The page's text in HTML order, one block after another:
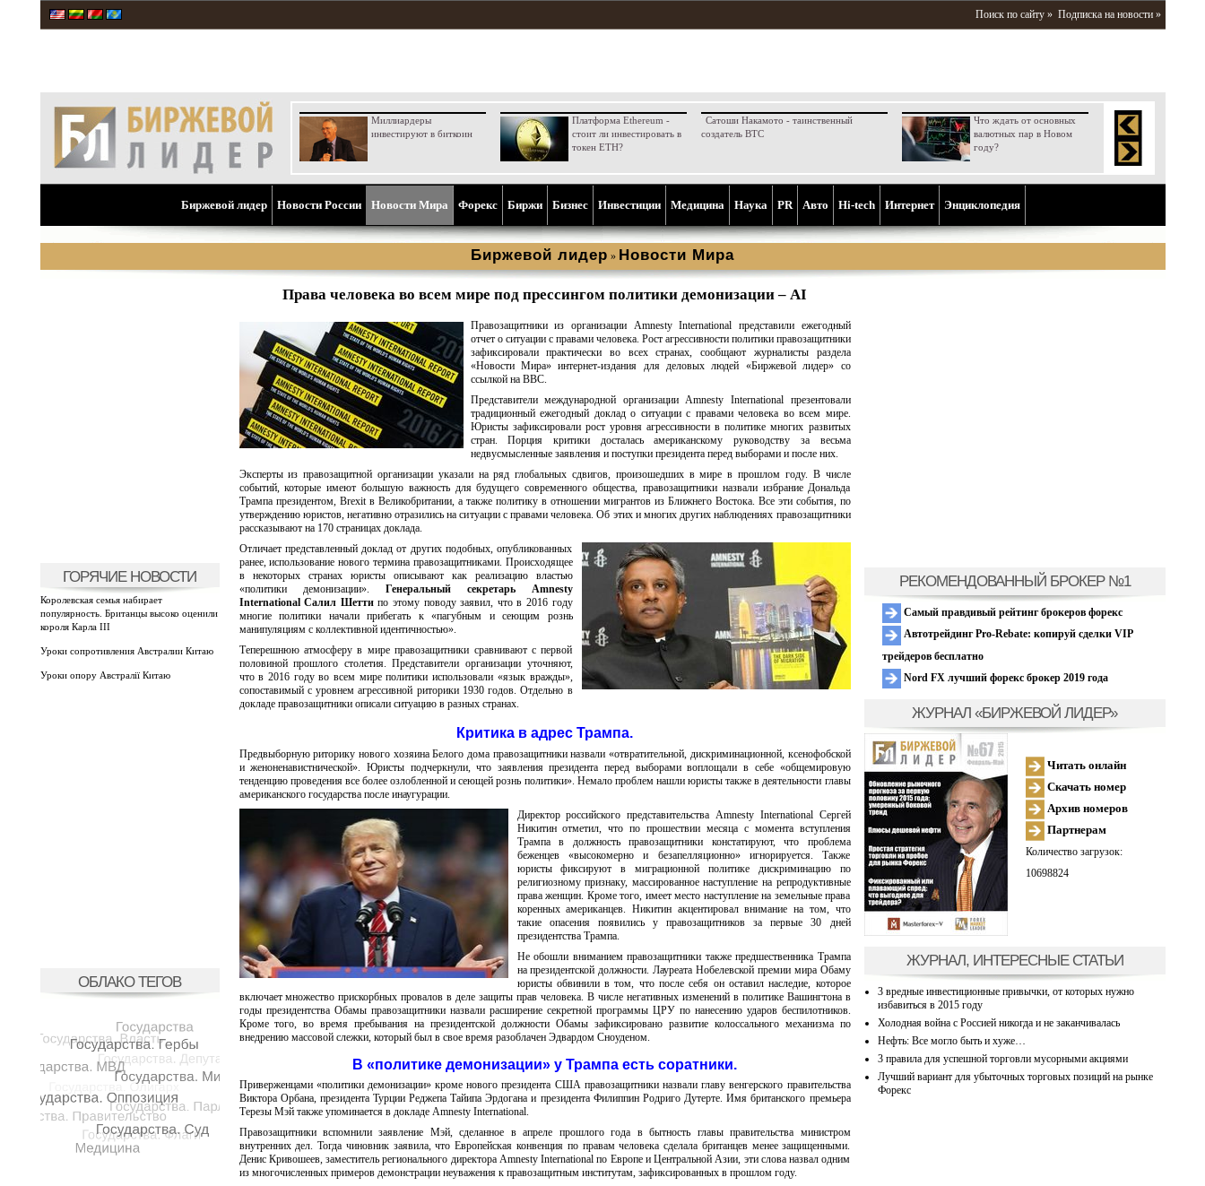
Поиск по сайту » Подписка на новости »
Миллиардеры
инвестируют в биткоин
Платформа Ethereum -
стоит ли инвестировать в
токен ETH?
Сатоши Накамото - таинственный
создатель BTC
Что ждать от основных
валютных пар в Новом
году?
Биржевой лидер Новости России Новости Мира Форекс Биржи Бизнес Инвестиции Медицина Наука PR Aвто Hi-tech Интернет Энциклопедия
Биржевой лидер » Новости Мира
ГОРЯЧИЕ НОВОСТИ
Королевская семья набирает
популярность. Британцы высоко оценили
короля Карла III
Уроки сопротивления Австралии Китаю
Уроки опору Австралії Китаю
ОБЛАКО ТЕГОВ
Права человека во всем мире под прессингом политики демонизации – AI
Правозащитники из организации Amnesty International представили ежегодный
отчет о ситуации с правами человека. Рост агрессивности политики правозащитники
зафиксировали практически во всех странах, сообщают журналисты раздела
«Новости Мира» интернет-издания для деловых людей «Биржевой лидер» со
ссылкой на ВВС.
Представители международной организации Amnesty International презентовали
традиционный ежегодный доклад о ситуации с правами человека во всем мире.
Юристы зафиксировали рост уровня агрессивности в политике многих развитых
стран. Порция критики досталась американскому руководству за весьма
недвусмысленные заявления и поступки президента перед выборами и после них.
Эксперты из правозащитной организации указали на ряд глобальных сдвигов, произошедших в мире в прошлом году. В числе
событий, которые имеют большую важность для будущего современного общества, правозащитники назвали избрание Дональда
Трампа президентом, Brexit в Великобритании, а также политику в отношении мигрантов из Ближнего Востока. Все эти события, по
утверждению юристов, негативно отразились на ситуации с правами человека. Об этих и многих других наблюдениях правозащитники
рассказывают на 170 страницах доклада.
Отличает представленный доклад от других подобных, опубликованных
ранее, использование нового термина правозащитниками. Происходящее
в некоторых странах юристы описывают как реализацию властью
«политики демонизации». Генеральный секретарь Amnesty
International Салил Шеттипо этому поводу заявил, что в 2016 году
многие политики начали прибегать к «пагубным и сеющим рознь
манипуляциям с коллективной идентичностью».
Теперешнюю атмосферу в мире правозащитники сравнивают с первой
половиной прошлого столетия. Представители организации уточняют,
что в 2016 году во всем мире политики использовали «язык вражды»,
сопоставимый с уровнем агрессивной риторики 1930 годов. Отдельно в
докладе правозащитники описали ситуацию в разных странах.
Критика в адрес Трампа.
Предвыборную риторику нового хозяина Белого дома правозащитники назвали «отвратительной, дискриминационной, ксенофобской
и женоненавистнической». Юристы подчеркнули, что заявления президента перед выборами воплощали в себе «общемировую
тенденцию проведения все более озлобленной и сеющей рознь политики». Немало проблем нашли юристы также в деятельности главы
американского государства после инаугурации.
Директор российского представительства Amnesty International Сергей
Никитин отметил, что по прошествии месяца с момента вступления
Трампа в должность правозащитники констатируют, что проблема
беженцев «высокомерно и безапелляционно» игнорируется. Также
юристы фиксируют в миграционной политике дискриминацию по
религиозному признаку, массированное наступление на репродуктивные
права женщин. Кроме того, имеет место наступление на земельные права
коренных американцев. Никитин акцентировал внимание на том, что
такие опасения появились у правозащитников за первые 30 дней
президентства Трампа.
Не обошли вниманием правозащитники также предшественника Трампа
на президентской должности. Лауреата Нобелевской премии мира Обаму
юристы обвинили в том, что после себя он оставил наследие, которое
включает множество прискорбных провалов в деле защиты прав человека. В числе негативных изменений в политике Вашингтона в
годы президентства Обамы правозащитники назвали расширение секретной программы ЦРУ по нанесению ударов беспилотников.
Кроме того, во время пребывания на президентской должности Обамы зафиксировано развитие колоссального механизма по
внедрению массовой слежки, который был в свое время разоблачен Эдвардом Сноуденом.
В «политике демонизации» у Трампа есть соратники.
Приверженцами «политики демонизации» кроме нового президента США правозащитники назвали главу венгерского правительства
Виктора Орбана, президента Турции Реджепа Тайипа Эрдогана и президента Филиппин Родриго Дутерте. Имя британского премьера
Терезы Мэй также упоминается в докладе Amnesty International.
Правозащитники вспомнили заявление Мэй, сделанное в апреле прошлого года в бытность главы правительства министром
внутренних дел. Тогда чиновник заявила, что Европейская конвенция по правам человека сделала британцев менее защищенными.
Денис Кривошеев, заместитель регионального директора Amnesty International по Европе и Центральной Азии, эти слова назвал одним
из многочисленных примеров демонстрации неуважения к правозащитным институтам, зафиксированных в прошлом году.
РЕКОМЕНДОВАННЫЙ БРОКЕР №1
Самый правдивый рейтинг брокеров форекс
Автотрейдинг Pro-Rebate: копируй сделки VIP
трейдеров бесплатно
Nord FX лучший форекс брокер 2019 года
ЖУРНАЛ «БИРЖЕВОЙ ЛИДЕР»
Читать онлайн
Скачать номер
Архив номеров
Партнерам
Количество загрузок:
10698824
ЖУРНАЛ, ИНТЕРЕСНЫЕ СТАТЬИ
3 вредные инвестиционные привычки, от которых нужно
избавиться в 2015 году
Холодная война с Россией никогда и не заканчивалась
Нефть: Все могло быть и хуже…
3 правила для успешной торговли мусорными акциями
Лучший вариант для убыточных торговых позиций на рынке
Форекс